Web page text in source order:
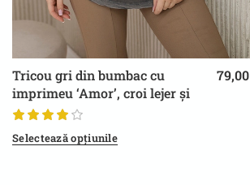
UNIVERSAL S/M/L
Tricou gri din bumbac cu
imprimeu ‘Amor’, croi lejer și
confortabil, pentru ținute casual
79,00
Selectează opțiunile